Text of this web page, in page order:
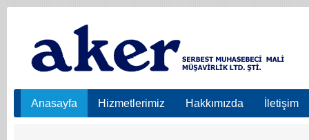
Anasayfa Hizmetlerimiz Hakkımızda İletişim